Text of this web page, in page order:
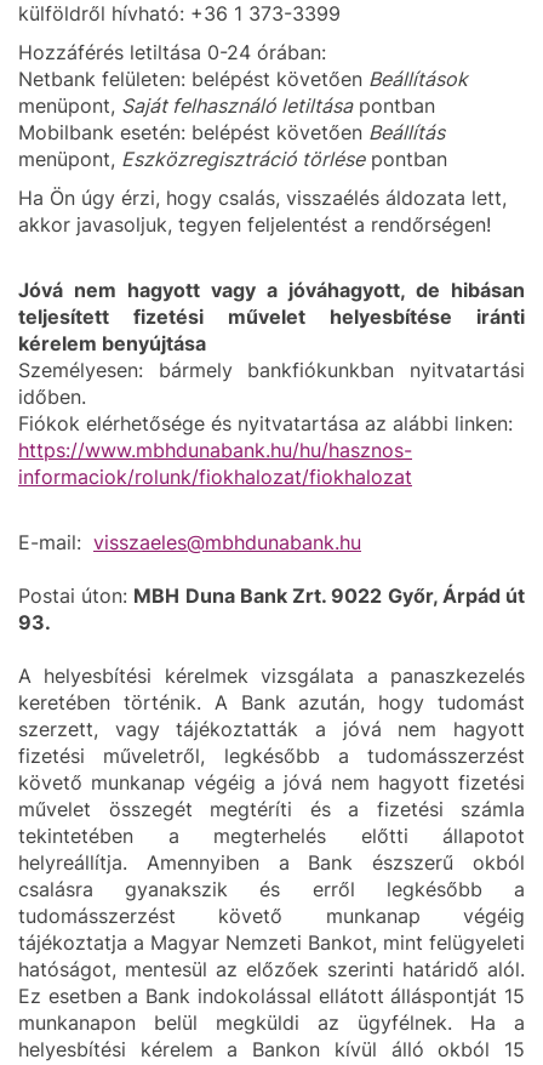
külföldről hívható: +36 1 373-3399
Hozzáférés letiltása 0-24 órában:
Netbank felületen: belépést követően Beállítások
menüpont, Saját felhasználó letiltásapontban
Mobilbank esetén: belépést követően Beállítás
menüpont, Eszközregisztráció törlésepontban
Ha Ön úgy érzi, hogy csalás, visszaélés áldozata lett,
akkor javasoljuk, tegyen feljelentést a rendőrségen!
Jóvá nem hagyott vagy a jóváhagyott, de hibásan
teljesített fizetési művelet helyesbítése iránti
kérelem benyújtása
Személyesen: bármely bankfiókunkban nyitvatartási
időben.
Fiókok elérhetősége és nyitvatartása az alábbi linken:
https://www.mbhdunabank.hu/hu/hasznos-
informaciok/rolunk/fiokhalozat/fiokhalozat
E-mail: visszaeles@mbhdunabank.hu
Postai úton: MBH Duna Bank Zrt. 9022 Győr, Árpád út
93.
A helyesbítési kérelmek vizsgálata a panaszkezelés
keretében történik. A Bank azután, hogy tudomást
szerzett, vagy tájékoztatták a jóvá nem hagyott
fizetési műveletről, legkésőbb a tudomásszerzést
követő munkanap végéig a jóvá nem hagyott fizetési
művelet összegét megtéríti és a fizetési számla
tekintetében a megterhelés előtti állapotot
helyreállítja. Amennyiben a Bank észszerű okból
csalásra gyanakszik és erről legkésőbb a
tudomásszerzést követő munkanap végéig
tájékoztatja a Magyar Nemzeti Bankot, mint felügyeleti
hatóságot, mentesül az előzőek szerinti határidő alól.
Ez esetben a Bank indokolással ellátott álláspontját 15
munkanapon belül megküldi az ügyfélnek. Ha a
helyesbítési kérelem a Bankon kívül álló okból 15